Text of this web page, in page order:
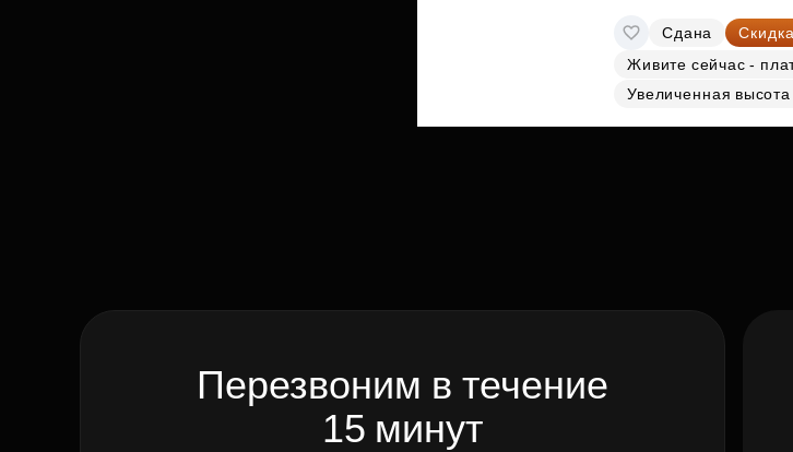
Сдана Скидка
Живите сейчас -
Увеличенная высота
Перезвоним в течение
15 минут